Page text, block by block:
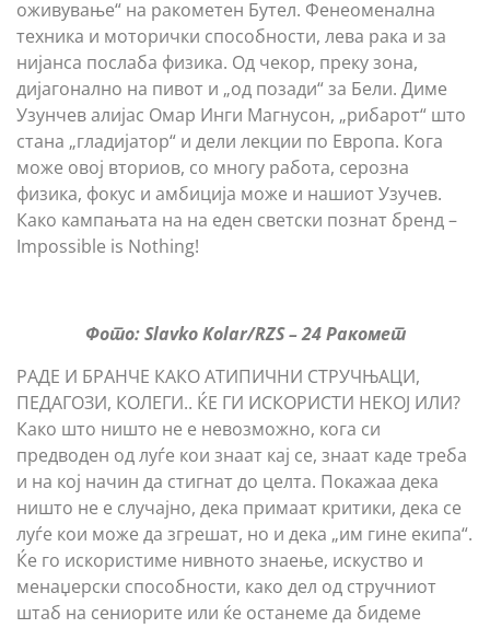
оживување“ на ракометен Бутел. Фенеоменална
техника и моторички способности, лева рака и за
нијанса послаба физика. Од чекор, преку зона,
дијагонално на пивот и „од позади“ за Бели. Диме
Узунчев алијас Омар Инги Магнусон, „рибарот“ што
стана „гладијатор“ и дели лекции по Европа. Кога
може овој вториов, со многу работа, серозна
физика, фокус и амбиција може и нашиот Узучев.
Како кампањата на на еден светски познат бренд –
Impossible is Nothing!
Фото: Slavko Kolar/RZS – 24 Ракомет
РАДЕ И БРАНЧЕ КАКО АТИПИЧНИ СТРУЧЊАЦИ,
ПЕДАГОЗИ, КОЛЕГИ.. ЌЕ ГИ ИСКОРИСТИ НЕКОЈ ИЛИ?
Како што ништо не е невозможно, кога си
предводен од луѓе кои знаат кај се, знаат каде треба
и на кој начин да стигнат до целта. Покажаа дека
ништо не е случајно, дека примаат критики, дека се
луѓе кои може да згрешат, но и дека „им гине екипа“.
Ќе го искористиме нивното знаење, искуство и
менаџерски способности, како дел од стручниот
штаб на сениорите или ќе останеме да бидеме